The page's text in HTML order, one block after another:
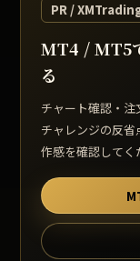
PR /
MT4 / MT5
る
チャート確認・
チャレンジの反
作感を確認してく